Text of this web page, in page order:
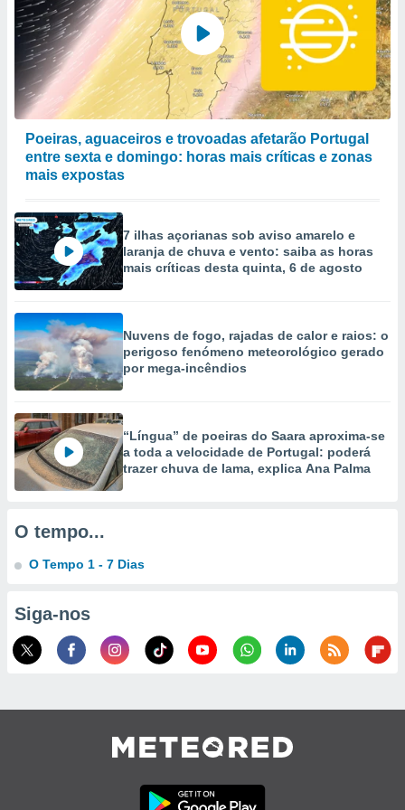
criar
medir
medir o
dos
os
de
ou
de dados
fontes,
dados
através
e
1199
Poeiras, aguaceiros e trovoadas afetarão Portugal
entre sexta e domingo: horas mais críticas e zonas
mais expostas
7 ilhas açorianas sob aviso amarelo e
laranja de chuva e vento: saiba as horas
mais críticas desta quinta, 6 de agosto
Nuvens de fogo, rajadas de calor e raios: o
perigoso fenómeno meteorológico gerado
por mega-incêndios
“Língua” de poeiras do Saara aproxima-se
a toda a velocidade de Portugal: poderá
trazer chuva de lama, explica Ana Palma
O tempo...
O Tempo 1 - 7 Dias
Siga-nos